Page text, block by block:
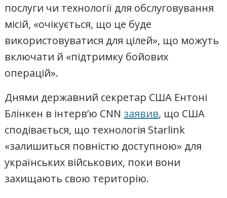
послуги чи технології для обслуговування
місій, «очікується, що це буде
використовуватися для цілей», що можуть
включати й «підтримку бойових
операцій».
Днями державний секретар США Ентоні
Блінкен в інтерв’ю CNN заявив, що США
сподівається, що технологія Starlink
«залишиться повністю доступною» для
українських військових, поки вони
захищають свою територію.